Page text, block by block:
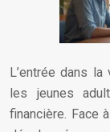
L’entrée dans
les jeunes
financière. Face